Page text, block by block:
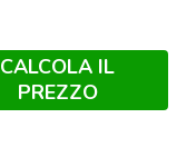
CALCOLA IL
PREZZO